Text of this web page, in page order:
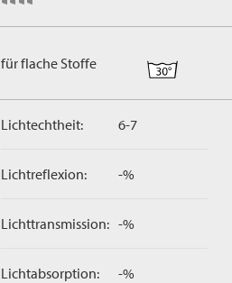
für flache Stoffe
Lichtechtheit: 6-7
Lichtreflexion: -%
Lichttransmission: -%
Lichtabsorption: -%